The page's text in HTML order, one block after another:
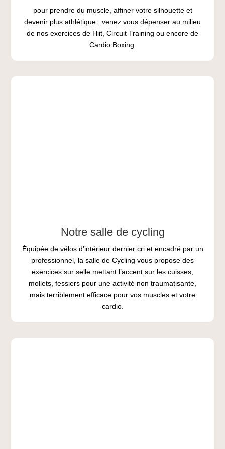
pour prendre du muscle, affiner votre silhouette et
devenir plus athlétique : venez vous dépenser au milieu
de nos exercices de Hiit, Circuit Training ou encore de
Cardio Boxing.
Notre salle de cycling
Équipée de vélos d’intérieur dernier cri et encadré par un
professionnel, la salle de Cycling vous propose des
exercices sur selle mettant l’accent sur les cuisses,
mollets, fessiers pour une activité non traumatisante,
mais terriblement efficace pour vos muscles et votre
cardio.